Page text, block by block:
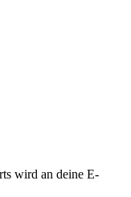
wird an deine E-